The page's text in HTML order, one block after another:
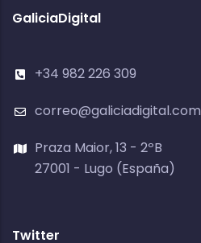
GaliciaDigital
+34 982 226 309
correo@galiciadigital.com
Praza Maior, 13 - 2ºB
27001 - Lugo (España)
Twitter